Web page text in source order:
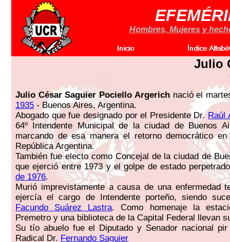
Hombres, Mujeres y
Julio
Julio César Saguier Pociello Argerichnació el
1935 - Buenos Aires, Argentina.
Abogado que fue designado por el Presidente Dr. Raúl
64º Intendente Municipal de la ciudad de Buenos
marcando de esa manera el retorno democrático
República Argentina.
También fue electo como Concejal de la ciudad de
que ejerció entre 1973 y el golpe de estado
de 1976.
Murió imprevistamente a causa de una enfermedad
ejercía el cargo de Intendente porteño, siendo
Facundo Suárez Lastra. Como homenaje la
Premetro y una biblioteca de la Capital Federal llevan
Su tío abuelo fue el Diputado y Senador nacional
Radical Dr. Fernando Saguier